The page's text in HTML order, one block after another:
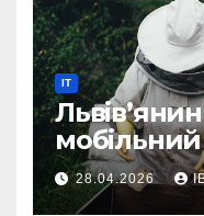
IT
мобільний
28.04.2026